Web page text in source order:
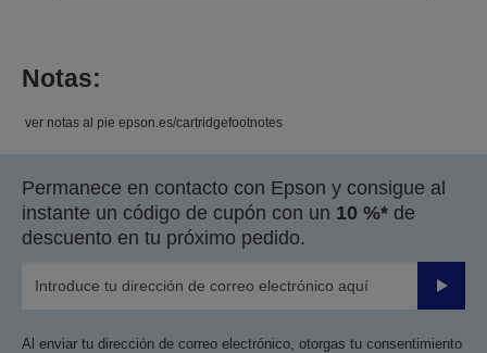
Notas:
ver notas al pie epson.es/cartridgefootnotes
Permanece en contacto con Epson y consigue al
instante un código de cupón con un 10 %* de
descuento en tu próximo pedido.
Enviar
Al enviar tu dirección de correo electrónico, otorgas tu consentimiento